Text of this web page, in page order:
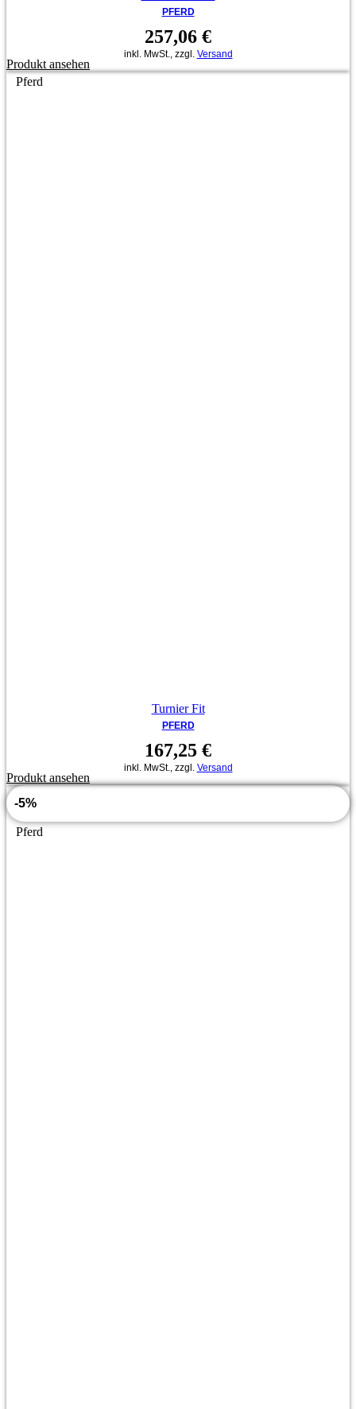
PFERD
257,06 €
inkl. MwSt., zzgl. Versand
Produkt ansehen
Pferd
Turnier Fit
PFERD
167,25 €
inkl. MwSt., zzgl. Versand
Produkt ansehen
-5%
Pferd